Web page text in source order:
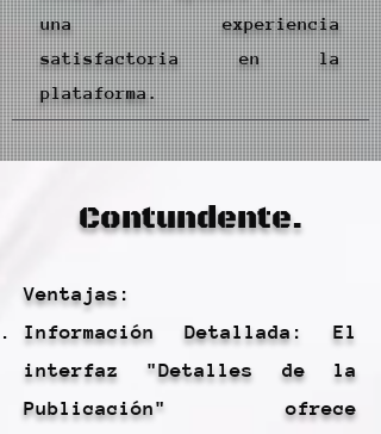
una experiencia
satisfactoria en la
plataforma.
Contundente.
Ventajas:
Información Detallada: El
interfaz "Detalles de la
Publicación" ofrece